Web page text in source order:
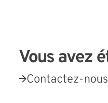
Vous avez
Contactez-